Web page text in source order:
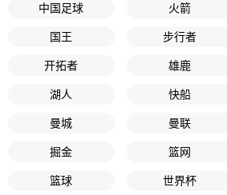
中国足球 火箭
国王 步行者
开拓者 雄鹿
湖人 快船
曼城 曼联
掘金 篮网
篮球 世界杯